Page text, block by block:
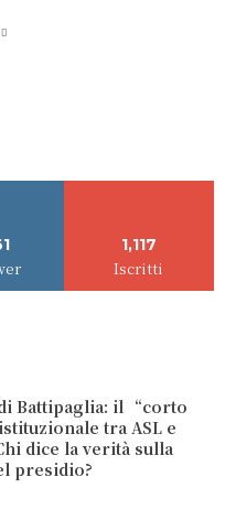
1,117
Iscritti
Battipaglia: il “corto
tra ASL e
dice la verità sulla
presidio?